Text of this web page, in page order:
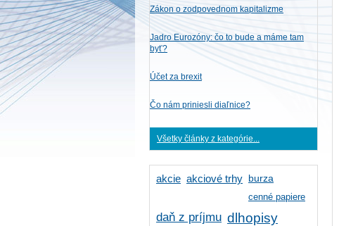
Zákon o zodpovednom kapitalizme
Jadro Eurozóny: čo to bude a máme tam
byť?
Účet za brexit
Čo nám priniesli diaľnice?
Všetky články z kategórie...
akcie akciové trhy burza
cenné papiere
daň z príjmu dlhopisy